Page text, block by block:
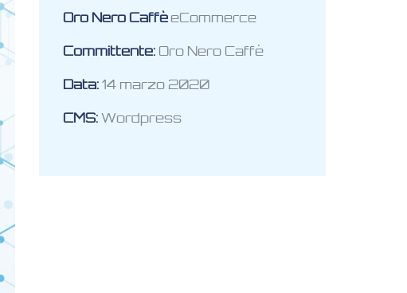
Oro Nero CaffèeCommerce
Committente: Oro Nero Caffè
Data:14 marzo 2020
CMS:Wordpress